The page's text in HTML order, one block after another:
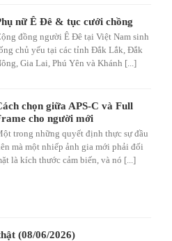
nữ Ê Đê & tục cưới chồng
đồng người Ê Đê tại Việt Nam sinh
chủ yếu tại các tỉnh Đắk Lắk, Đắk
Gia Lai, Phú Yên và Khánh [...]
chọn giữa APS-C và Full
cho người mới
trong những quyết định thực sự đầu
mà một nhiếp ảnh gia mới phải đối
là kích thước cảm biến, và nó [...]
(08/06/2026)